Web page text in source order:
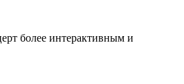
более интерактивным и